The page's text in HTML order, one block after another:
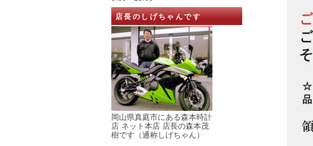
店長のしげちゃんです
岡山県真庭市にある森本時計
店 ネット本店 店長の森本茂
樹です（通称しげちゃん）